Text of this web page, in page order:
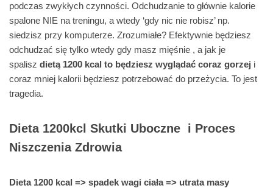
podczas zwykłych czynności. Odchudzanie to głównie kalorie
spalone NIE na treningu, a wtedy ‘gdy nic nie robisz’ np.
siedzisz przy komputerze. Zrozumiałe? Efektywnie będziesz
odchudzać się tylko wtedy gdy masz mięśnie , a jak je
spalisz dietą 1200 kcal to będziesz wyglądać coraz gorzej i
coraz mniej kalorii będziesz potrzebować do przeżycia. To jest
tragedia.
Dieta 1200kcl Skutki Uboczne i Proces
Niszczenia Zdrowia
Dieta 1200 kcal => spadek wagi ciała => utrata masy